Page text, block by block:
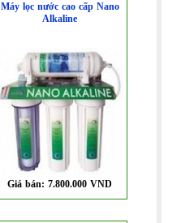
Máy lọc nước cao cấp Nano
Alkaline
Giá bán:7.800.000 VND